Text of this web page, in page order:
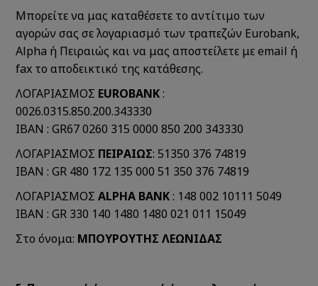
Μπορείτε να μας καταθέσετε το αντίτιμο των
αγορών σας σε λογαριασμό των τραπεζών Eurobank,
Alpha ή Πειραιώς και να μας αποστείλετε με email ή
fax το αποδεικτικό της κατάθεσης.
ΛΟΓΑΡΙΑΣΜΟΣ EUROBANK:
0026.0315.850.200.343330
IBAN : GR67 0260 315 0000 850 200 343330
ΛΟΓΑΡΙΑΣΜΟΣ ΠΕΙΡΑΙΩΣ: 51350 376 74819
IBAN : GR 480 172 135 000 51 350 376 74819
ΛΟΓΑΡΙΑΣΜΟΣALPHA BANK: 148 002 10111 5049
IBAN : GR 330 140 1480 1480 021 011 15049
Στο όνομα: ΜΠΟΥΡΟΥΤΗΣ ΛΕΩΝΙΔΑΣ